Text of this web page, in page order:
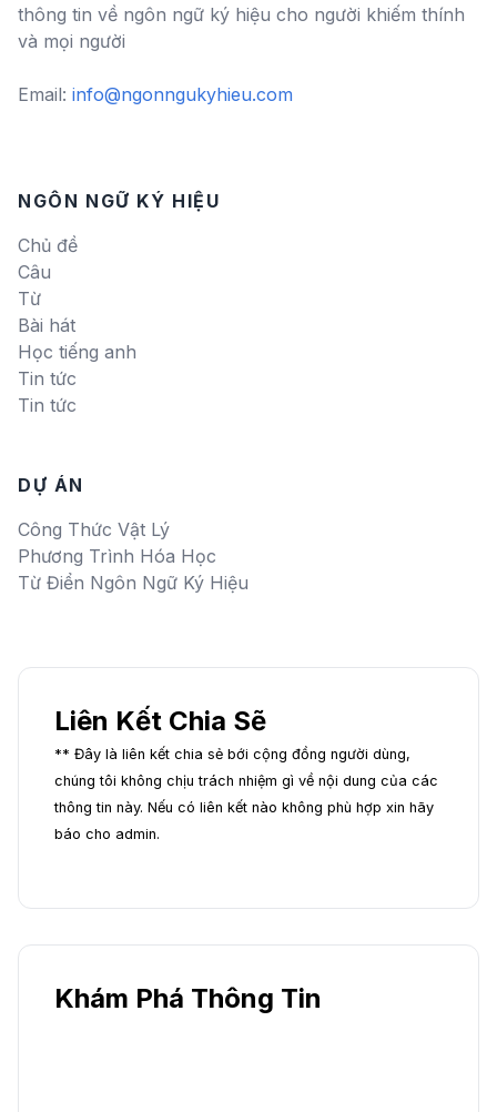
thông tin về ngôn ngữ ký hiệu cho người khiếm thính
và mọi người
Email: info@ngonngukyhieu.com
NGÔN NGỮ KÝ HIỆU
Chủ đề
Câu
Từ
Bài hát
Học tiếng anh
Tin tức
Tin tức
DỰ ÁN
Công Thức Vật Lý
Phương Trình Hóa Học
Từ Điển Ngôn Ngữ Ký Hiệu
Liên Kết Chia Sẽ
** Đây là liên kết chia sẻ bới cộng đồng người dùng,
chúng tôi không chịu trách nhiệm gì về nội dung của các
thông tin này. Nếu có liên kết nào không phù hợp xin hãy
báo cho admin.
Khám Phá Thông Tin